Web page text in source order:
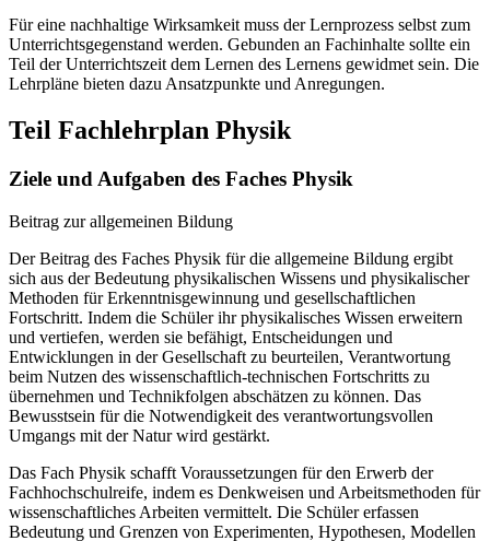
Für eine nachhaltige Wirksamkeit muss der Lernprozess selbst zum
Unterrichtsgegenstand werden. Gebunden an Fachinhalte sollte ein
Teil der Unterrichtszeit dem Lernen des Lernens gewidmet sein. Die
Lehrpläne bieten dazu Ansatzpunkte und Anregungen.
Teil Fachlehrplan Physik
Ziele und Aufgaben des Faches Physik
Beitrag zur allgemeinen Bildung
Der Beitrag des Faches Physik für die allgemeine Bildung ergibt
sich aus der Bedeutung physikalischen Wissens und physikalischer
Methoden für Erkenntnisgewinnung und gesellschaftlichen
Fortschritt. Indem die Schüler ihr physikalisches Wissen erweitern
und vertiefen, werden sie befähigt, Entscheidungen und
Entwicklungen in der Gesellschaft zu beurteilen, Verantwortung
beim Nutzen des wissenschaftlich-technischen Fortschritts zu
übernehmen und Technikfolgen abschätzen zu können. Das
Bewusstsein für die Notwendigkeit des verantwortungsvollen
Umgangs mit der Natur wird gestärkt.
Das Fach Physik schafft Voraussetzungen für den Erwerb der
Fachhochschulreife, indem es Denkweisen und Arbeitsmethoden für
wissenschaftliches Arbeiten vermittelt. Die Schüler erfassen
Bedeutung und Grenzen von Experimenten, Hypothesen, Modellen